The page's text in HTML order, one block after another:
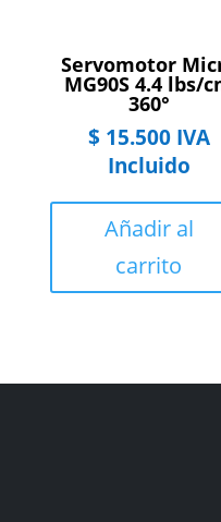
Servomotor
MG90S 4.4 lbs/
360°
$15.500 IVA
Incluido
Añadir al
carrito